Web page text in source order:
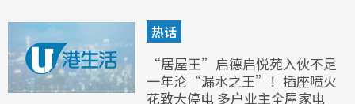
热话
“居屋王”启德启悦苑入伙不足
一年沦“漏水之王”！插座喷火
花致大停电 多户业主全屋家电